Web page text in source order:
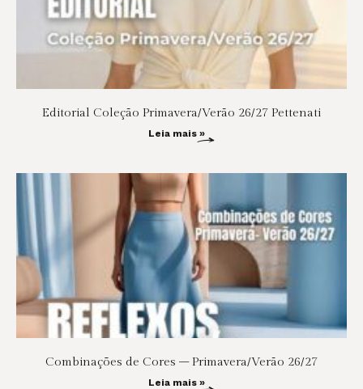
Editorial Coleção Primavera/Verão 26/27 Pettenati
Leia mais »
Combinações de Cores – Primavera/Verão 26/27
Leia mais »